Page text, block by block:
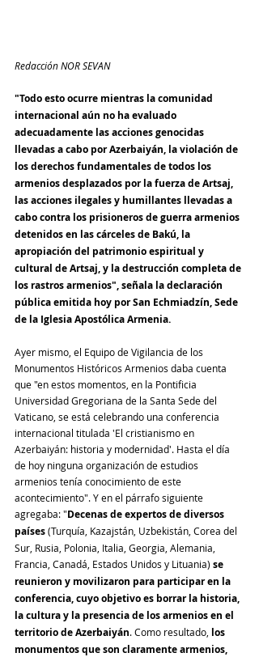
Redacción NOR SEVAN
"Todo esto ocurre mientras la comunidad
internacional aún no ha evaluado
adecuadamente las acciones genocidas
llevadas a cabo por Azerbaiyán, la violación de
los derechos fundamentales de todos los
armenios desplazados por la fuerza de Artsaj,
las acciones ilegales y humillantes llevadas a
cabo contra los prisioneros de guerra armenios
detenidos en las cárceles de Bakú, la
apropiación del patrimonio espiritual y
cultural de Artsaj, y la destrucción completa de
los rastros armenios", señala la declaración
pública emitida hoy por San Echmiadzín, Sede
de la Iglesia Apostólica Armenia.
Ayer mismo, el Equipo de Vigilancia de los
Monumentos Históricos Armenios daba cuenta
que "en estos momentos, en la Pontificia
Universidad Gregoriana de la Santa Sede del
Vaticano, se está celebrando una conferencia
internacional titulada 'El cristianismo en
Azerbaiyán: historia y modernidad'. Hasta el día
de hoy ninguna organización de estudios
armenios tenía conocimiento de este
acontecimiento". Y en el párrafo siguiente
agregaba: "Decenas de expertos de diversos
países (Turquía, Kazajstán, Uzbekistán, Corea del
Sur, Rusia, Polonia, Italia, Georgia, Alemania,
Francia, Canadá, Estados Unidos y Lituania) se
reunieron y movilizaron para participar en la
conferencia, cuyo objetivo es borrar la historia,
la cultura y la presencia de los armenios en el
territorio de Azerbaiyán. Como resultado, los
monumentos que son claramente armenios,